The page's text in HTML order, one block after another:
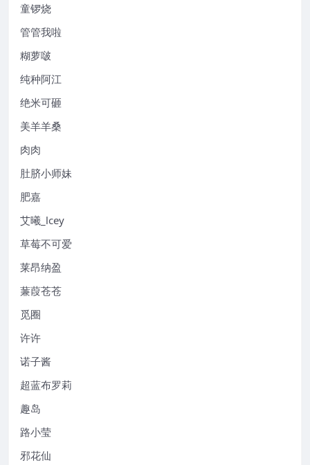
童锣烧
管管我啦
糊萝啵
纯种阿江
绝米可砸
美羊羊桑
肉肉
肚脐小师妹
肥嘉
艾曦_lcey
草莓不可爱
莱昂纳盈
蒹葭苍苍
觅圈
许许
诺子酱
超蓝布罗莉
趣岛
路小莹
邪花仙